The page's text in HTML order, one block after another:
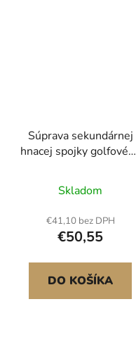
Súprava sekundárnej
hnacej spojky golfového
povrchom 1985-2007
Súprava hnacej spojky
kompatibilná s
golfovým vozíkom
Yamaha Low End G2-
G28 (s pružinou)
Skladom
€41,10 bez DPH
€50,55
DO KOŠÍKA